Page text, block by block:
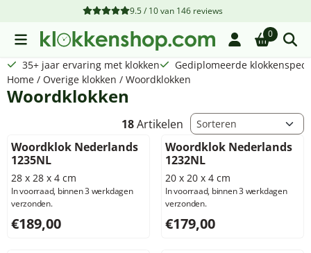
Cookievoorkeuren zijn beschikbaar. Kies instellingen of sta
9.5 / 10van 146reviews
0
35+ jaar ervaring met klokken
Gediplomeerde
Home / Overige klokken / Woordklokken
Woordklokken
18Artikelen Sorteermethode
Woordklok Nederlands
1235NL
28 x 28 x 4 cm
In voorraad, binnen 3 werkdagen
verzonden.
Prijs: 189,00, exclusief btw: 156,20
€189,00
Woordklok Nederlands
1232NL
20 x 20 x 4 cm
In voorraad, binnen 3 werkdagen
verzonden.
Prijs: 179,00, exclusief btw:
€179,00